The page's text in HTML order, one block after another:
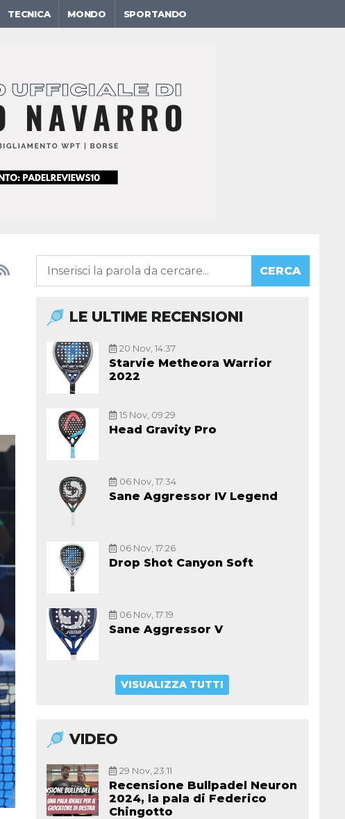
TECNICA MONDO SPORTANDO
CERCA
LE ULTIME RECENSIONI
20 Nov, 14:37
Starvie Metheora Warrior
2022
15 Nov, 09:29
Head Gravity Pro
06 Nov, 17:34
Sane Aggressor IV Legend
06 Nov, 17:26
Drop Shot Canyon Soft
06 Nov, 17:19
Sane Aggressor V
VISUALIZZA TUTTI
VIDEO
29 Nov, 23:11
Recensione Bullpadel Neuron
2024, la pala di Federico
Chingotto